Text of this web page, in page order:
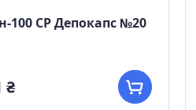
100 СР Депокапс №20
₴